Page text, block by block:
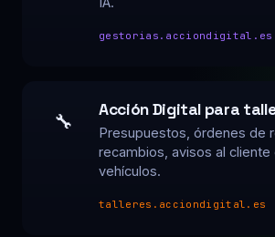
gestorias.acciondigital.es
🔧
Acción Digital para
Presupuestos, órdenes de
recambios, avisos al cliente
vehículos.
talleres.acciondigital.es